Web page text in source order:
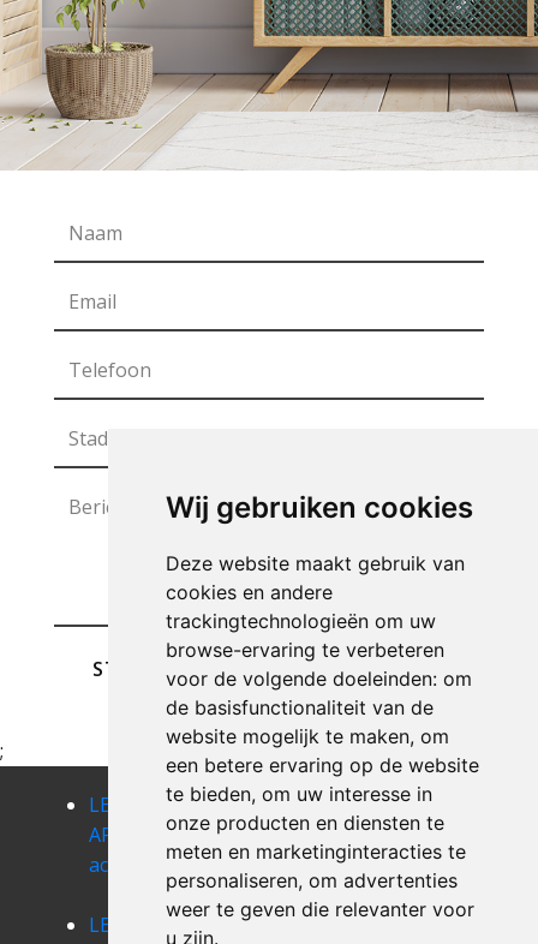
Wij gebruiken cookies
Deze website maakt gebruik van
cookies en andere
trackingtechnologieën om uw
browse-ervaring te verbeteren
voor de volgende doeleinden: om
de basisfunctionaliteit van de
website mogelijk te maken, om
een betere ervaring op de website
te bieden, om uw interesse in
onze producten en diensten te
meten en marketinginteracties te
personaliseren, om advertenties
weer te geven die relevanter voor
u zijn.
STUREN
;
LEEGMAKEN
APPARTEMENT
acoz
LEEGMAKEN
APPARTEMENT
aiseau
LEEGMAKEN
APPARTEMENT
aiseau-
presles
LEEGMAKEN
LEEGMAKEN
LEEGMAKEN